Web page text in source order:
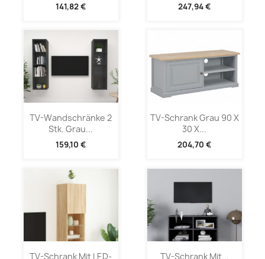
141,82 € 247,94 €
TV-Wandschränke 2
Stk. Grau...
159,10 €
TV-Schrank Grau 90 X
30 X...
204,70 €
TV-Schrank Mit LED-
TV-Schrank Mit...